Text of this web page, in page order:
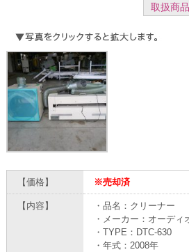
取扱商品
【価格】 ※売却済
【内容】
・品名：クリーナー
・メーカー：オーディ
・TYPE：DTC-630
・年式：2008年